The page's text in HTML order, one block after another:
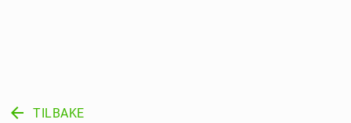
arrow_back TILBAKE